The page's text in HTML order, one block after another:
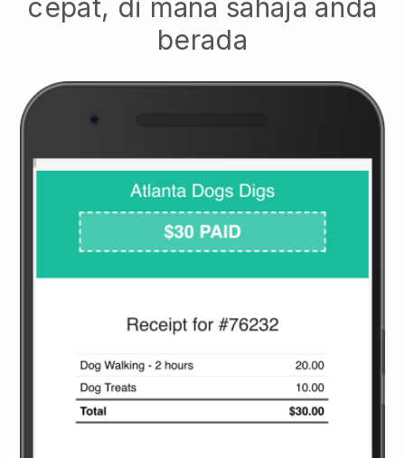
cepat, di mana sahaja anda
berada